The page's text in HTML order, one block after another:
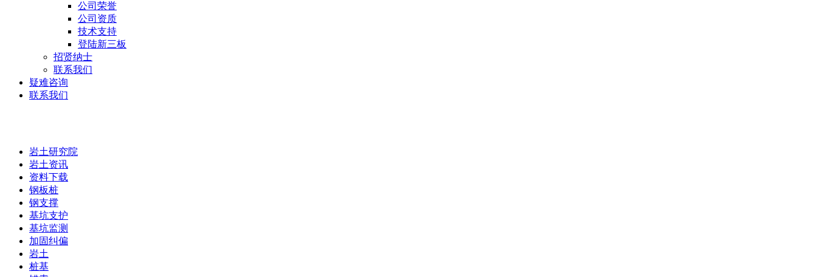
公司荣誉
公司资质
技术支持
登陆新三板
招贤纳士
联系我们
疑难咨询
联系我们
岩土研究院
岩土资讯
资料下载
钢板桩
钢支撑
基坑支护
基坑监测
加固纠偏
岩土
桩基